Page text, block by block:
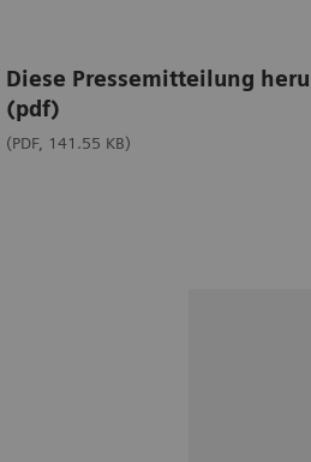
Diese Pressemitteilung
(pdf)
(PDF, 141.55 KB)